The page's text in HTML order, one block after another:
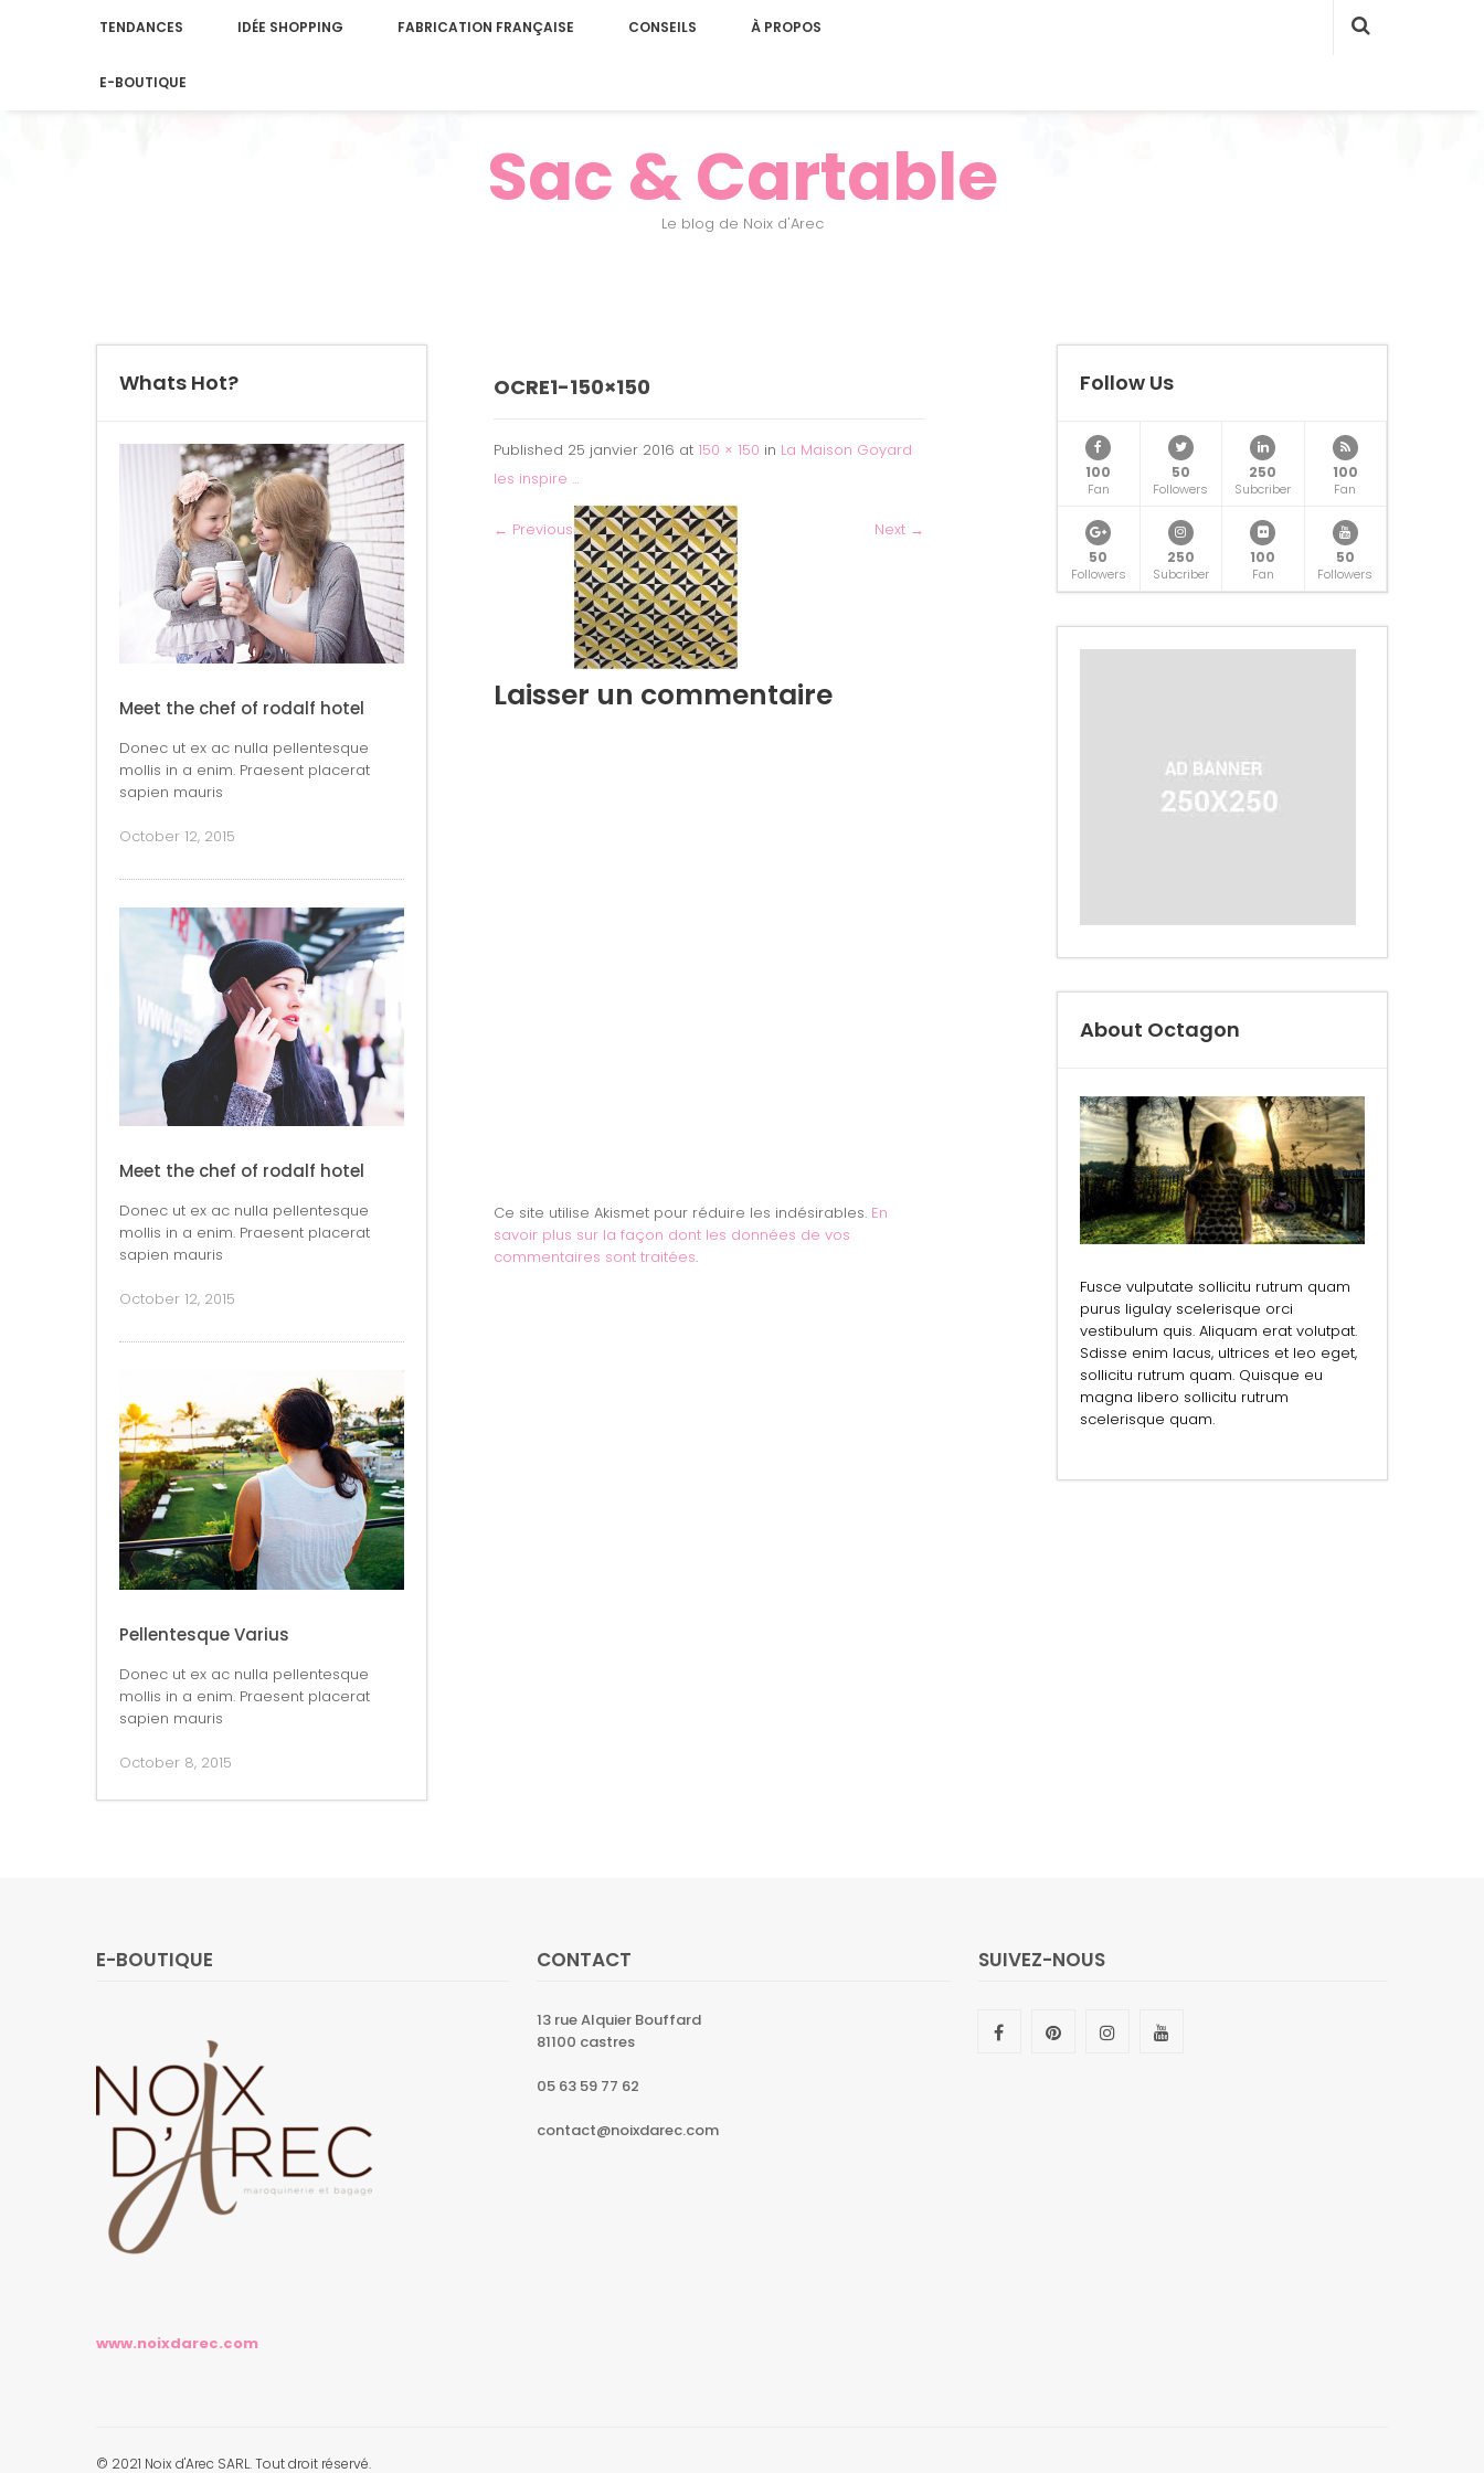
TENDANCES IDÉE SHOPPING FABRICATION FRANÇAISE CONSEILS À PROPOS
E-BOUTIQUE
Sac & Cartable
Le blog de Noix d'Arec
Whats Hot?
Meet the chef of rodalf hotel
Donec ut ex ac nulla pellentesque
mollis in a enim. Praesent placerat
sapien mauris
October 12, 2015
Meet the chef of rodalf hotel
Donec ut ex ac nulla pellentesque
mollis in a enim. Praesent placerat
sapien mauris
October 12, 2015
Pellentesque Varius
Donec ut ex ac nulla pellentesque
mollis in a enim. Praesent placerat
sapien mauris
October 8, 2015
OCRE1-150×150
Published 25 janvier 2016 at 150 × 150 in La Maison Goyard
les inspire …
← Previous Next →
Laisser un commentaire
Ce site utilise Akismet pour réduire les indésirables. En
savoir plus sur la façon dont les données de vos
commentaires sont traitées.
Follow Us
100
Fan
50
Followers
250
Subcriber
100
Fan
50
Followers
250
Subcriber
100
Fan
50
Followers
About Octagon
Fusce vulputate sollicitu rutrum quam
purus ligulay scelerisque orci
vestibulum quis. Aliquam erat volutpat.
Sdisse enim lacus, ultrices et leo eget,
sollicitu rutrum quam. Quisque eu
magna libero sollicitu rutrum
scelerisque quam.
E-BOUTIQUE
www.noixdarec.com
CONTACT
13 rue Alquier Bouffard
81100 castres
05 63 59 77 62
contact@noixdarec.com
SUIVEZ-NOUS
© 2021 Noix d'Arec SARL. Tout droit réservé.